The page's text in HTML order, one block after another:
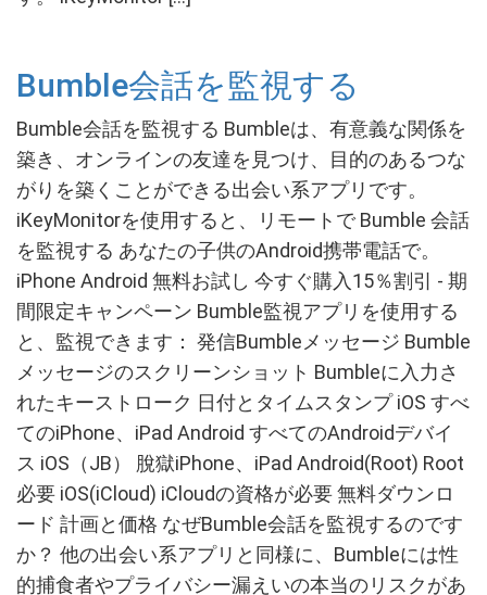
Bumble会話を監視する
Bumble会話を監視する Bumbleは、有意義な関係を
築き、オンラインの友達を見つけ、目的のあるつな
がりを築くことができる出会い系アプリです。
iKeyMonitorを使用すると、リモートで Bumble 会話
を監視する あなたの子供のAndroid携帯電話で。
iPhone Android 無料お試し 今すぐ購入15％割引 - 期
間限定キャンペーン Bumble監視アプリを使用する
と、監視できます： 発信Bumbleメッセージ Bumble
メッセージのスクリーンショット Bumbleに入力さ
れたキーストローク 日付とタイムスタンプ iOS すべ
てのiPhone、iPad Android すべてのAndroidデバイ
ス iOS（JB） 脫獄iPhone、iPad Android(Root) Root
必要 iOS(iCloud) iCloudの資格が必要 無料ダウンロ
ード 計画と価格 なぜBumble会話を監視するのです
か？ 他の出会い系アプリと同様に、Bumbleには性
的捕食者やプライバシー漏えいの本当のリスクがあ